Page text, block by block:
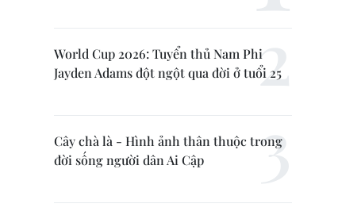
World Cup 2026: Tuyển thủ Nam Phi
Jayden Adams đột ngột qua đời ở tuổi 25
Cây chà là - Hình ảnh thân thuộc trong
đời sống người dân Ai Cập